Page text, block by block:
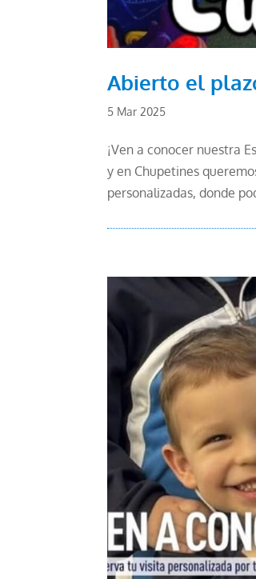
Abierto el
5 Mar 2025
¡Ven a conocer nuestra
y en Chupetines
personalizadas, donde